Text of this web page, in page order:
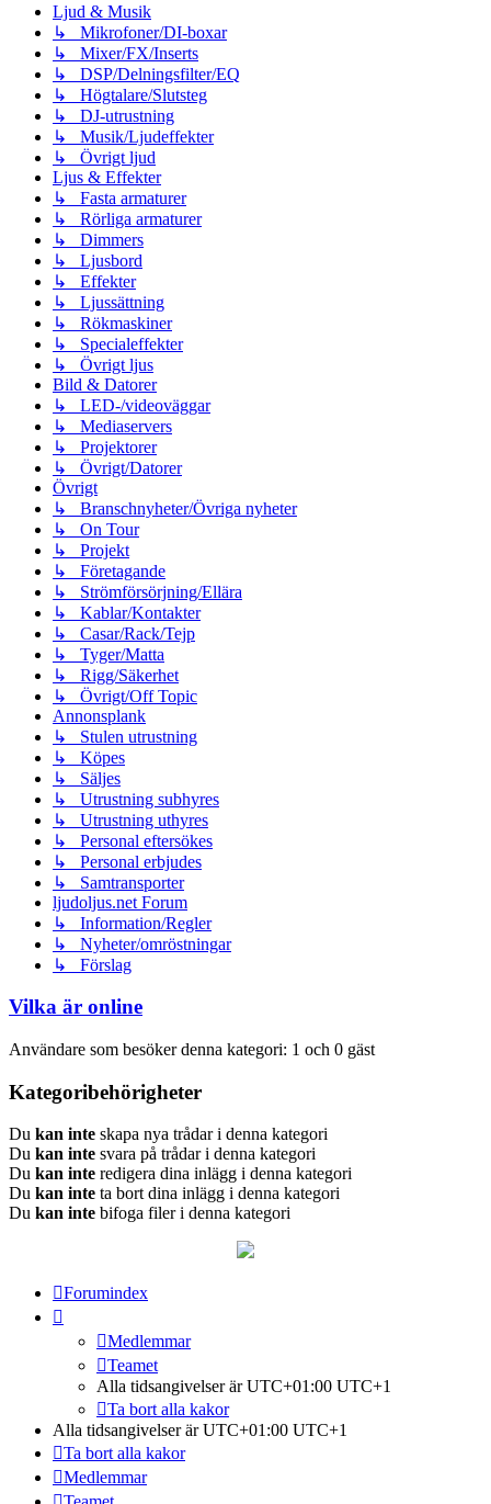
Ljud & Musik
↳ Mikrofoner/DI-boxar
↳ Mixer/FX/Inserts
↳ DSP/Delningsfilter/EQ
↳ Högtalare/Slutsteg
↳ DJ-utrustning
↳ Musik/Ljudeffekter
↳ Övrigt ljud
Ljus & Effekter
↳ Fasta armaturer
↳ Rörliga armaturer
↳ Dimmers
↳ Ljusbord
↳ Effekter
↳ Ljussättning
↳ Rökmaskiner
↳ Specialeffekter
↳ Övrigt ljus
Bild & Datorer
↳ LED-/videoväggar
↳ Mediaservers
↳ Projektorer
↳ Övrigt/Datorer
Övrigt
↳ Branschnyheter/Övriga nyheter
↳ On Tour
↳ Projekt
↳ Företagande
↳ Strömförsörjning/Ellära
↳ Kablar/Kontakter
↳ Casar/Rack/Tejp
↳ Tyger/Matta
↳ Rigg/Säkerhet
↳ Övrigt/Off Topic
Annonsplank
↳ Stulen utrustning
↳ Köpes
↳ Säljes
↳ Utrustning subhyres
↳ Utrustning uthyres
↳ Personal eftersökes
↳ Personal erbjudes
↳ Samtransporter
ljudoljus.net Forum
↳ Information/Regler
↳ Nyheter/omröstningar
↳ Förslag
Vilka är online
Användare som besöker denna kategori: 1 och 0 gäst
Kategoribehörigheter
Du kan inte skapa nya trådar i denna kategori
Du kan inte svara på trådar i denna kategori
Du kan inte redigera dina inlägg i denna kategori
Du kan inte ta bort dina inlägg i denna kategori
Du kan inte bifoga filer i denna kategori
Forumindex
Medlemmar
Teamet
Alla tidsangivelser är UTC+01:00 UTC+1
Ta bort alla kakor
Alla tidsangivelser är UTC+01:00 UTC+1
Ta bort alla kakor
Medlemmar